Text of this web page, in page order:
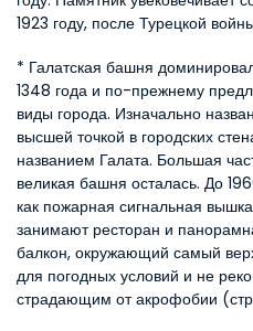
1923 году, после Турецкой
* Галатская башня
1348 года и по-прежнему
виды города. Изначально
высшей точкой в городских
названием Галата. Большая
великая башня осталась. До
как пожарная сигнальная
занимают ресторан и
балкон, окружающий самый
для погодных условий и не
страдающим от акрофобии